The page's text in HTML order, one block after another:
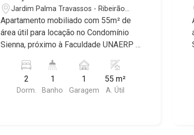
Sienna, próximo à Faculdade
UNAERP - Ribeirão Preto/SP.
Jardim Palma Travassos - Ribeirão
Preto/SP
Apartamento mobiliado com 55m² de
área útil para locação no Condomínio
Sienna, próximo à Faculdade UNAERP -
Ribeirão Preto/SP. Conheça as
características deste imóvel que a
Martinelli Imobiliária selecionou para
2
Dorm.
1
Banho
1
Garagem
55 m²
A. Útil